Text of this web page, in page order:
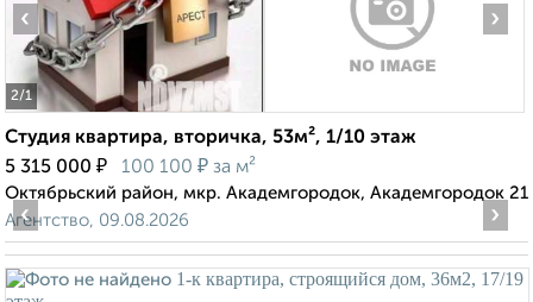
2/1
‹ ›
Студия квартира, вторичка, 53м², 1/10 этаж
5 315 000 ₽ 100 100 ₽ за м²
Октябрьский район, мкр. Академгородок, Академгородок 21
Агентство, 09.08.2026
‹ ›